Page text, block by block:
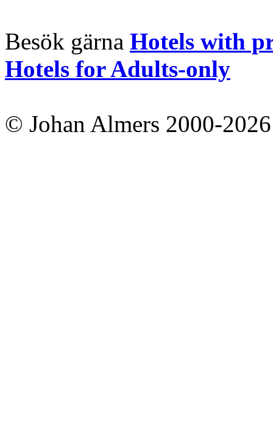
Besök gärna Hotels with
Hotels for Adults-only
© Johan Almers 2000-2026